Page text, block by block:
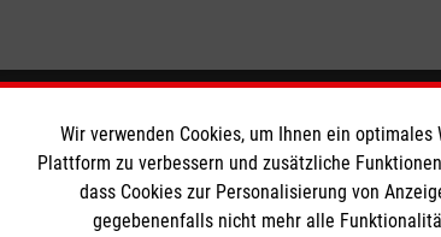
Informationen
Impressum
Datenschutz
Wir verwenden Cookies, um Ihnen ein
Plattform zu verbessern und zusätzliche
dass Cookies zur Personalisierung von
gegebenenfalls nicht mehr alle